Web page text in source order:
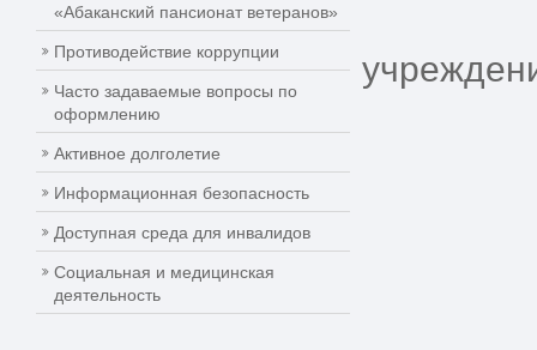
«Абаканский пансионат ветеранов»
Противодействие коррупции
Часто задаваемые вопросы по
оформлению
Активное долголетие
Информационная безопасность
Доступная среда для инвалидов
Социальная и медицинская
деятельность